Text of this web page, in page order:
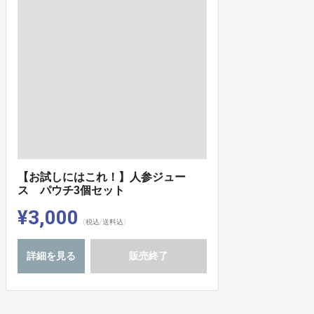
【お試しにはこれ！】人参ジュー
ス パウチ3個セット
¥3,000 (税込/送料込)
詳細を見る 販売終了